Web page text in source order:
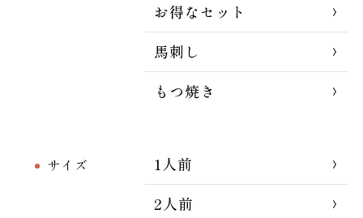
お得なセット
馬刺し
もつ焼き
サイズ
1人前
2人前